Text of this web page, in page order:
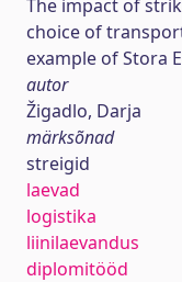
The impact of
choice of
example of Stora
autor
Žigadlo, Darja
märksõnad
streigid
laevad
logistika
liinilaevandus
diplomitööd